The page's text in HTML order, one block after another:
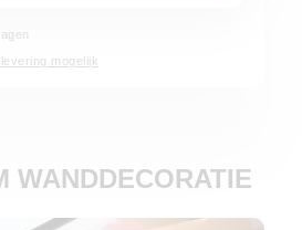
mogelijk
WANDDECORATIE